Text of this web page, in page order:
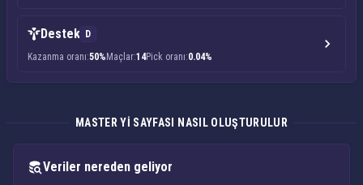
Destek
D
Kazanma oranı:50% Maçlar:14Pick oranı:0.04%
MASTER YI SAYFASI NASIL OLUŞTURULUR
Veriler nereden geliyor